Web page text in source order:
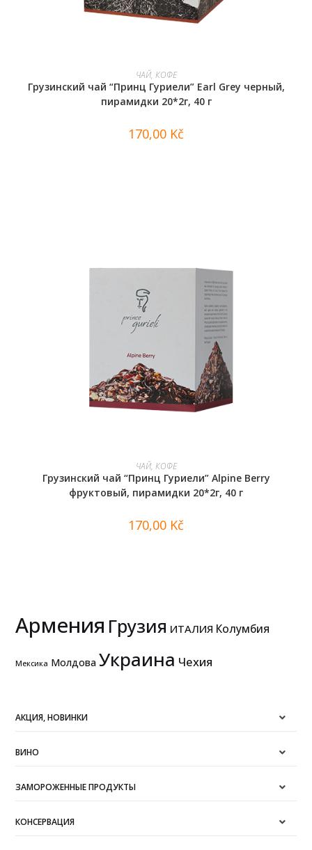
В КОРЗИНУ
ЧАЙ, КОФЕ
Грузинский чай “Принц Гуриели” Earl Grey черный,
пирамидки 20*2г, 40 г
170,00 Kč
В КОРЗИНУ
ЧАЙ, КОФЕ
Грузинский чай “Принц Гуриели” Alpine Berry
фруктовый, пирамидки 20*2г, 40 г
170,00 Kč
Армения Грузия ИТАЛИЯ Колумбия
Мексика Молдова Украина Чехия
АКЦИЯ, НОВИНКИ
ВИНО
ЗАМОРОЖЕННЫЕ ПРОДУКТЫ
КОНСЕРВАЦИЯ